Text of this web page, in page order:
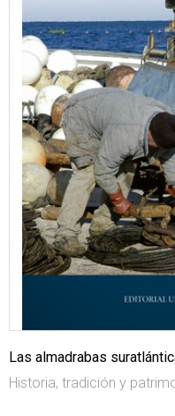
Las almadrabas
Historia, tradición y